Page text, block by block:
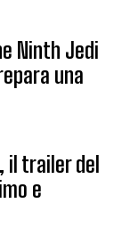
Ninth Jedi
una
il trailer del
e